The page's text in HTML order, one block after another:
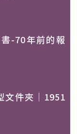
-70年前的報
文件夾｜1951